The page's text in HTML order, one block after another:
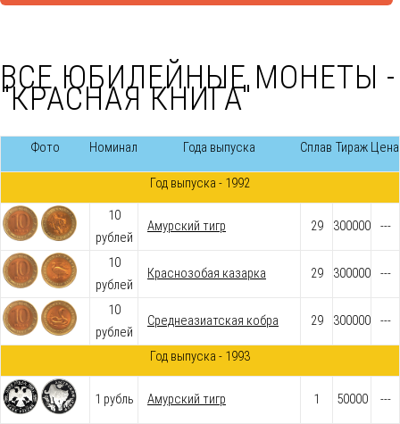
ВСЕ ЮБИЛЕЙНЫЕ МОНЕТЫ -
"КРАСНАЯ КНИГА"
Фото Номинал Года выпуска Сплав Тираж Цена
Год выпуска - 1992
10
рублей
Амурский тигр 29 300000 ---
10
рублей
Краснозобая казарка 29 300000 ---
10
рублей
Среднеазиатская кобра 29 300000 ---
Год выпуска - 1993
1 рубль Амурский тигр 1 50000 ---